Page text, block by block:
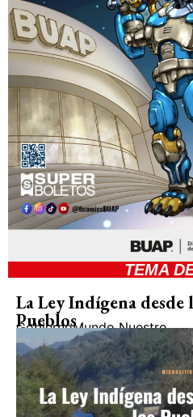
TEMA
La Ley Indígena
Pueblos
GobiernoMundo Nuestro